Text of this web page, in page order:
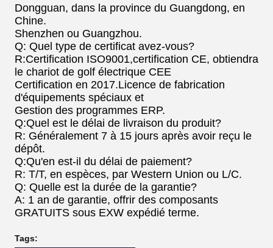
Dongguan, dans la province du Guangdong, en
Chine.
Shenzhen ou Guangzhou.
Q: Quel type de certificat avez-vous?
R:Certification ISO9001,certification CE, obtiendra
le chariot de golf électrique CEE
Certification en 2017.Licence de fabrication
d'équipements spéciaux et
Gestion des programmes ERP.
Q:Quel est le délai de livraison du produit?
R: Généralement 7 à 15 jours après avoir reçu le
dépôt.
Q:Qu'en est-il du délai de paiement?
R: T/T, en espèces, par Western Union ou L/C.
Q: Quelle est la durée de la garantie?
A: 1 an de garantie, offrir des composants
GRATUITS sous EXW expédié terme.
Tags: